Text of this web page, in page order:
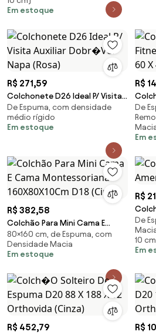
Em estoque
R$ 271,59
Colchonete D26 Ideal P/ Visita
Auxiliar Dobr�Vel Napa (Rosa)
De Espuma, com densidade
médio rígido
Em estoque
R$
De
Em
R$ 382,58
Colchão Para Mini Cama E
Cama Montessoriana
160X80X10Cm D18 (Cinza)
80×160 cm, de Espuma, com
Densidade Macia
Em estoque
R$
De
10
Em
R$ 452,79 R$